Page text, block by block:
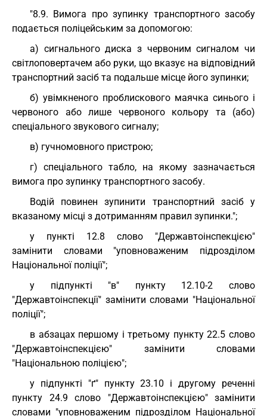
"8.9. Вимога про зупинку транспортного засобу
подається поліцейським за допомогою:
а) сигнального диска з червоним сигналом чи
світлоповертачем або руки, що вказує на відповідний
транспортний засіб та подальше місце його зупинки;
б) увімкненого проблискового маячка синього і
червоного або лише червоного кольору та (або)
спеціального звукового сигналу;
в) гучномовного пристрою;
г) спеціального табло, на якому зазначається
вимога про зупинку транспортного засобу.
Водій повинен зупинити транспортний засіб у
вказаному місці з дотриманням правил зупинки.";
у пункті 12.8 слово "Державтоінспекцією"
замінити словами "уповноваженим підрозділом
Національної поліції";
у підпункті "в" пункту 12.10-2 слово
"Державтоінспекції" замінити словами "Національної
поліції";
в абзацах першому і третьому пункту 22.5 слово
"Державтоінспекцією" замінити словами
"Національною поліцією";
у підпункті "ґ" пункту 23.10 і другому реченні
пункту 24.9 слово "Державтоінспекцією" замінити
словами "уповноваженим підрозділом Національної